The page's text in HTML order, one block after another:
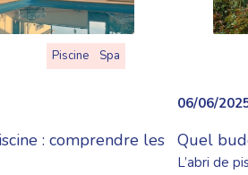
Piscine Spa
: comprendre les
06/06/
Quel
L’abri de